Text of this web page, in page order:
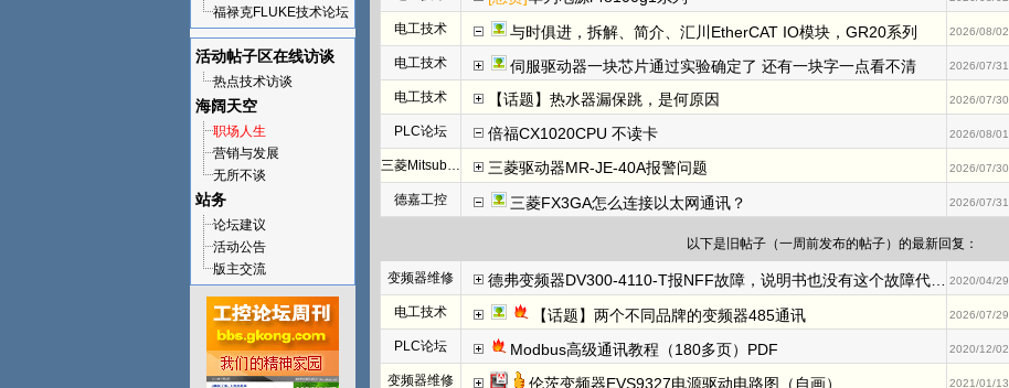
福禄克FLUKE技术论坛
活动帖子区在线访谈
热点技术访谈
海阔天空
职场人生
营销与发展
无所不谈
站务
论坛建议
活动公告
版主交流
电工技术 与时俱进，拆解、简介、汇川EtherCAT IO模块，GR20系列 2026/08/02
电工技术 伺服驱动器一块芯片通过实验确定了 还有一块字一点看不清 2026/07/31
电工技术 【话题】热水器漏保跳，是何原因 2026/07/30
PLC论坛 倍福CX1020CPU 不读卡 2026/08/01
三菱Mitsubishi 三菱驱动器MR-JE-40A报警问题 2026/07/30
德嘉工控 三菱FX3GA怎么连接以太网通讯？ 2026/07/31
以下是旧帖子（一周前发布的帖子）的最新回复：
变频器维修 德弗变频器DV300-4110-T报NFF故障，说明书也没有这个故障代码大神们指教一下 2020/04/29
电工技术 【话题】两个不同品牌的变频器485通讯 2026/07/29
PLC论坛 Modbus高级通讯教程（180多页）PDF 2020/12/02
变频器维修 伦茨变频器EVS9327电源驱动电路图（自画） 2021/01/13